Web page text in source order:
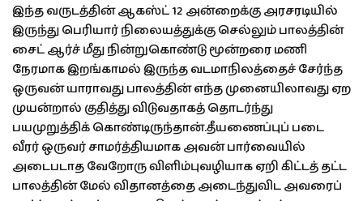
இந்த வருடத்தின் ஆகஸ்ட் 12 அன்றைக்கு அரசரடியில்
இருந்து பெரியார் நிலையத்துக்கு செல்லும் பாலத்தின்
சைட் ஆர்ச் மீது நின்றுகொண்டு மூன்றரை மணி
நேரமாக இறங்காமல் இருந்த வடமாநிலத்தைச் சேர்ந்த
ஒருவன் யாராவது பாலத்தின் எந்த முனையிலாவது ஏற
முயன்றால் குதித்து விடுவதாகத் தொடர்ந்து
பயமுறுத்திக் கொண்டிருந்தான்.தீயணைப்புப் படை
வீரர் ஒருவர் சாமர்த்தியமாக அவன் பார்வையில்
அடைபடாத வேறோரு விளிம்புவழியாக ஏறி கிட்டத் தட்ட
பாலத்தின் மேல் விதானத்தை அடைந்துவிட அவரைப்